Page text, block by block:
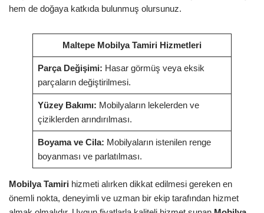
hem de doğaya katkıda bulunmuş olursunuz.
Maltepe Mobilya Tamiri Hizmetleri
Parça Değişimi: Hasar görmüş veya eksik
parçaların değiştirilmesi.
Yüzey Bakımı: Mobilyaların lekelerden ve
çiziklerden arındırılması.
Boyama ve Cila: Mobilyaların istenilen renge
boyanması ve parlatılması.
Mobilya Tamiri hizmeti alırken dikkat edilmesi gereken en
önemli nokta, deneyimli ve uzman bir ekip tarafından hizmet